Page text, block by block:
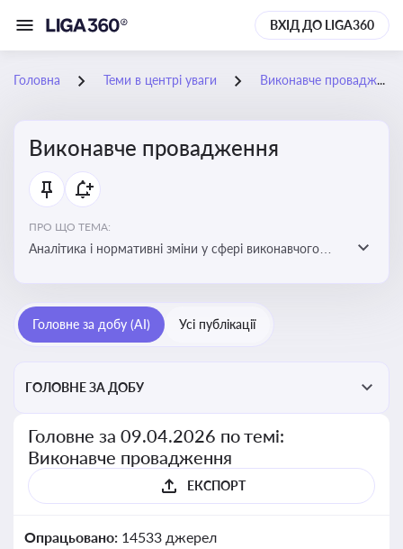
ВХІД ДО LIGA360
Головна Теми в центрі уваги Виконавче провадження
Виконавче провадження
ПРО ЩО ТЕМА:
Аналітика і нормативні зміни у сфері виконавчого
завершенню проваджень, діяльності державних і
приватних виконавців
Головне за добу (AI) Усі публікації
ГОЛОВНЕ ЗА ДОБУ
Головне за 09.04.2026 по темі:
Виконавче провадження
ЕКСПОРТ
Опрацьовано: 14533 джерел